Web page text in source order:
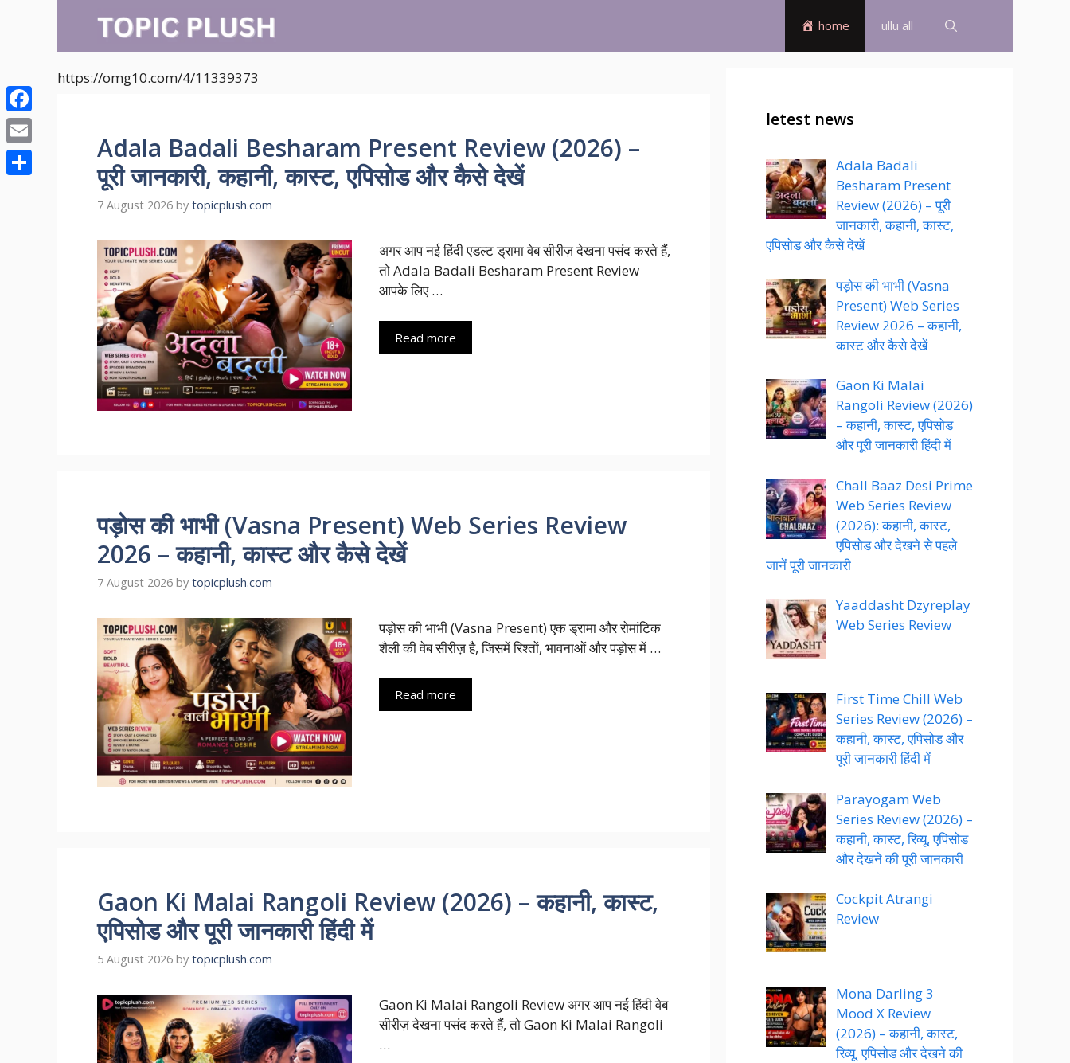
home ullu all
https://omg10.com/4/11339373
Adala Badali Besharam Present Review (2026) –
पूरी जानकारी, कहानी, कास्ट, एपिसोड और कैसे देखें
7 August 2026 by topicplush.com
अगर आप नई हिंदी एडल्ट ड्रामा वेब सीरीज़ देखना पसंद करते हैं,
तो Adala Badali Besharam Present Review
आपके लिए …
Read more
पड़ोस की भाभी (Vasna Present) Web Series Review
2026 – कहानी, कास्ट और कैसे देखें
7 August 2026 by topicplush.com
पड़ोस की भाभी (Vasna Present) एक ड्रामा और रोमांटिक
शैली की वेब सीरीज़ है, जिसमें रिश्तों, भावनाओं और पड़ोस में …
Read more
Gaon Ki Malai Rangoli Review (2026) – कहानी, कास्ट,
एपिसोड और पूरी जानकारी हिंदी में
5 August 2026 by topicplush.com
Gaon Ki Malai Rangoli Review अगर आप नई हिंदी वेब
सीरीज़ देखना पसंद करते हैं, तो Gaon Ki Malai Rangoli
…
letest news
Adala Badali
Besharam Present
Review (2026) – पूरी
जानकारी, कहानी, कास्ट,
एपिसोड और कैसे देखें
पड़ोस की भाभी (Vasna
Present) Web Series
Review 2026 – कहानी,
कास्ट और कैसे देखें
Gaon Ki Malai
Rangoli Review (2026)
– कहानी, कास्ट, एपिसोड
और पूरी जानकारी हिंदी में
Chall Baaz Desi Prime
Web Series Review
(2026): कहानी, कास्ट,
एपिसोड और देखने से पहले
जानें पूरी जानकारी
Yaaddasht Dzyreplay
Web Series Review
First Time Chill Web
Series Review (2026) –
कहानी, कास्ट, एपिसोड और
पूरी जानकारी हिंदी में
Parayogam Web
Series Review (2026) –
कहानी, कास्ट, रिव्यू, एपिसोड
और देखने की पूरी जानकारी
Cockpit Atrangi
Review
Mona Darling 3
Mood X Review
(2026) – कहानी, कास्ट,
रिव्यू, एपिसोड और देखने की
Facebook
Email